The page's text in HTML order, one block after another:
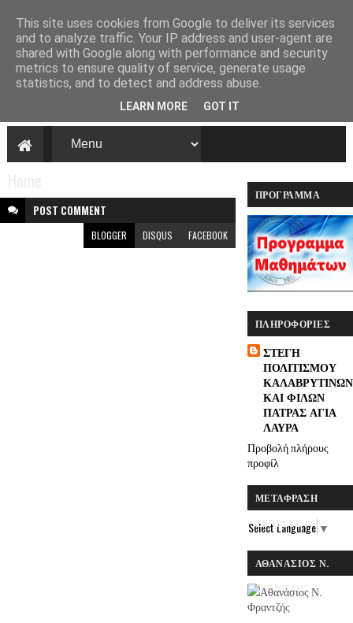
Στέγη πολιτισμού
και παράδοσης
και φίλων
Πάτρας ''Αγία
Λαύρα''
παράδοσης
Καλαβρυτινών και φίλων
Πάτρας ''Αγία Λαύρα''
ΠΡΟΓΡΑΜΜΑ ΔΥΤΙΚΗ ΕΛΛΑΔΑ
POST COMMENT
BLOGGER DISQUS FACEBOOK
ΠΡΌΓΡΑΜΜΑ
ΜΑΘΗΜΆΤΩΝ
ΠΛΗΡΟΦΟΡΊΕΣ
ΣΤΕΓΗ
ΠΟΛΙΤΙΣΜΟΥ
ΚΑΛΑΒΡΥΤΙΝΩΝ
ΚΑΙ ΦΙΛΩΝ
ΠΑΤΡΑΣ ΑΓΙΑ
ΛΑΥΡΑ
Προβολή πλήρους
προφίλ
ΜΕΤΆΦΡΑΣΗ
ΣΕΛΊΔΑΣ
Select Language ▼
ΑΘΑΝΆΣΙΟΣ Ν.
ΦΡΑΝΤΖΉΣ
This site uses cookies from Google to deliver its services
and to analyze traffic. Your IP address and user-agent are
shared with Google along with performance and security
metrics to ensure quality of service, generate usage
statistics, and to detect and address abuse.
LEARN MORE GOT IT